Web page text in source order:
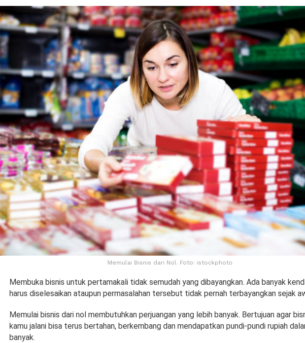
Memulai Bisnis dari Nol. Foto: istockphoto
Membuka bisnis untuk pertamakali tidak semudah yang dibayangkan. Ada banyak
harus diselesaikan ataupun permasalahan tersebut tidak pernah terbayangkan sejak
Memulai bisnis dari nol membutuhkan perjuangan yang lebih banyak. Bertujuan agar
kamu jalani bisa terus bertahan, berkembang dan mendapatkan pundi-pundi rupiah
banyak.